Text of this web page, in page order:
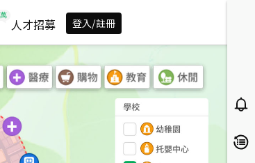
人才招募 登入/註冊